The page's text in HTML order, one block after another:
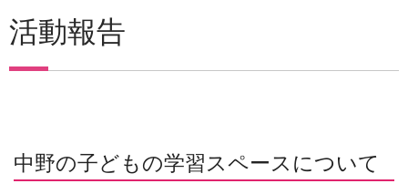
活動報告
中野の子どもの学習スペースについて